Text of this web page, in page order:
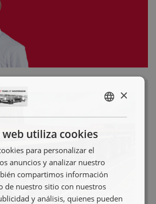
×
web utiliza cookies
para personalizar el
anuncios y analizar nuestro
compartimos información
de nuestro sitio con nuestros
y análisis, quienes pueden